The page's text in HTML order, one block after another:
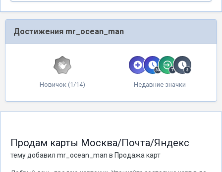
Достижения mr_ocean_man
Новичок (1/14) Недавние значки
Продам карты Москва/Почта/Яндекс
тему добавил mr_ocean_man в Продажа карт